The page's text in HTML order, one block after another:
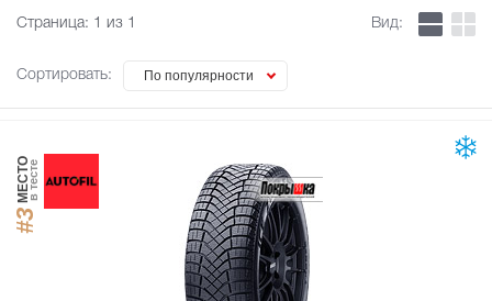
Страница: 1 из 1
Сортировать: По популярности
Вид:
#3
МЕСТОв тесте